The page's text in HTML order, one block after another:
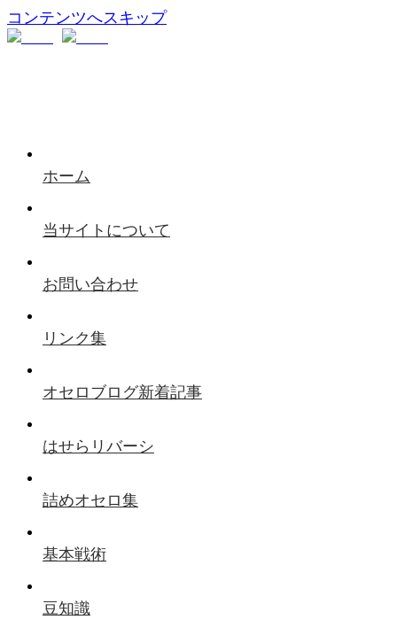
コンテンツへスキップ
ホーム
当サイトについて
お問い合わせ
リンク集
オセロブログ新着記事
はせらリバーシ
詰めオセロ集
基本戦術
豆知識